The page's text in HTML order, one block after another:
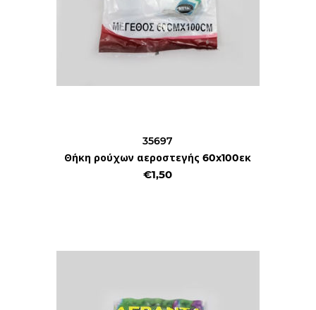
35697
Θήκη ρούχων αεροστεγής 60x100εκ
€1,50